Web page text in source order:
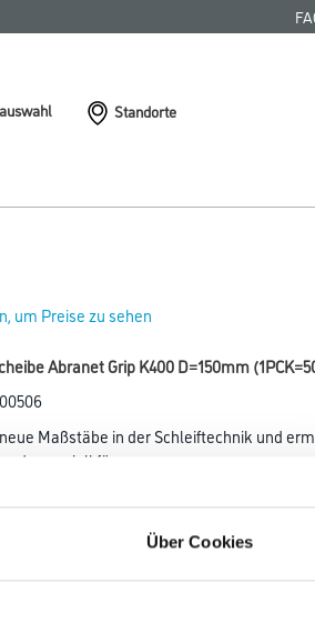
Über Cookies
Standorte
um Preise zu sehen
Abranet Grip K400 D=150mm
Maßstäbe in der Schleiftechnik und
speziell für
von Lacken, Kunststoffen, weichem
wird die
gewährleistet und eine höhere